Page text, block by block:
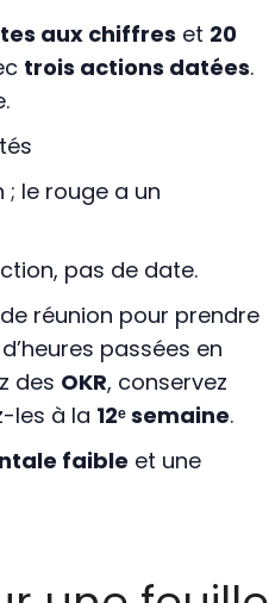
aux chiffres et 20
trois actions datées.
; le rouge a un
pas de date.
réunion pour prendre
passées en
des OKR, conservez
les à la 12ᵉ semaine.
faible et une